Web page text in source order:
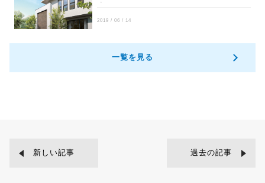
す。
2019 / 06 / 14
一覧を見る
新しい記事 過去の記事